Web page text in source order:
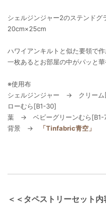
シェルジンジャー2のステンド
20cm×25cm
ハワイアンキルトと似た要領で作
一枚あるとお部屋の中がパッと
※使用布
シェルジンジャー → クリーム
ローむら[B1-30]
葉 → ベビーグリーンむら[B1-
背景 →
「Tinfabric青空」
＜＜タペストリーセット内